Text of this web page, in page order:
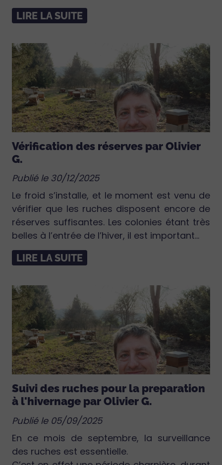
LIRE LA SUITE
Vérification des réserves par Olivier
G.
Publié le 30/12/2025
Le froid s’installe, et le moment est venu de
vérifier que les ruches disposent encore de
réserves suffisantes. Les colonies étant très
belles à l’entrée de l’hiver, il est important...
LIRE LA SUITE
Suivi des ruches pour la preparation
à l'hivernage par Olivier G.
Publié le 05/09/2025
En ce mois de septembre, la surveillance
des ruches est essentielle.